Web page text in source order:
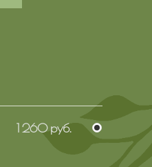
1 260 руб.